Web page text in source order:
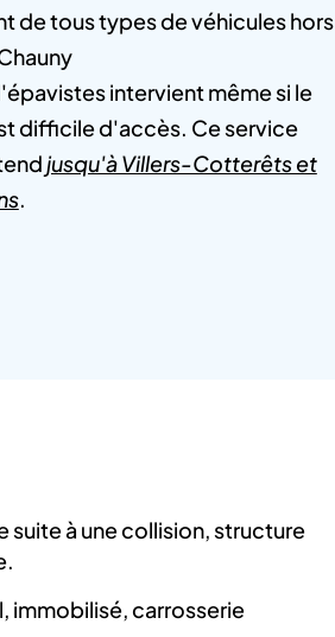
de tous types de véhicules hors
intervient même si le
difficile d'accès. Ce service
jusqu'à Villers-Cotterêts et
.
à une collision, structure
immobilisé, carrosserie